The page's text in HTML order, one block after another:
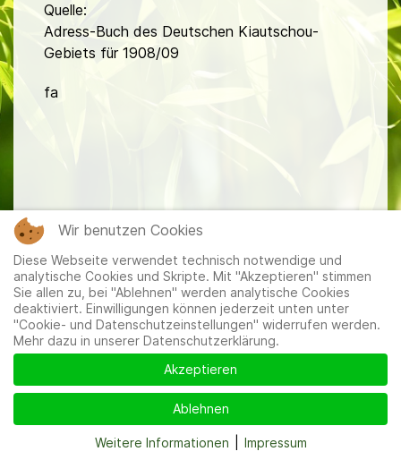
Quelle:
Adress-Buch des Deutschen Kiautschou-
Gebiets für 1908/09
fa
Mitglieder| Impressum|Datenschutzerklärung
Wir benutzen Cookies
Diese Webseite verwendet technisch notwendige und
analytische Cookies und Skripte. Mit "Akzeptieren" stimmen
Sie allen zu, bei "Ablehnen" werden analytische Cookies
deaktiviert. Einwilligungen können jederzeit unten unter
"Cookie- und Datenschutzeinstellungen" widerrufen werden.
Mehr dazu in unserer Datenschutzerklärung.
Akzeptieren
Ablehnen
Weitere Informationen Impressum